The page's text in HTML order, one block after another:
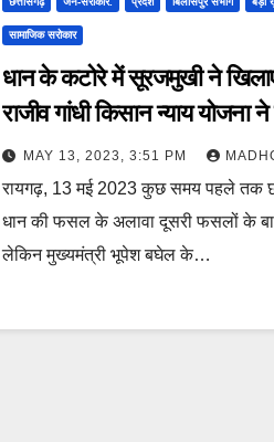
सामाजिक सरोकार
धान के कटोरे में सूरजमुखी ने
राजीव गांधी किसान न्याय योजना
द्वार।MAY 13, 2023, 3:51 PM
रायगढ़, 13 मई 2023 कुछ समय पहले तक
धान की फसल के अलावा दूसरी फसलों के
लेकिन मुख्यमंत्री भूपेश बघेल के…